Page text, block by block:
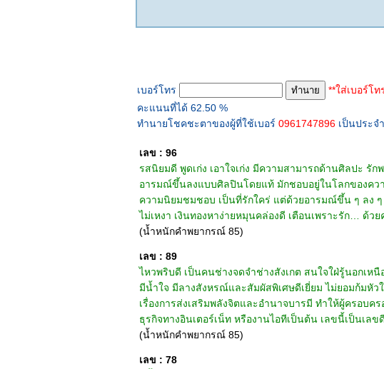
เบอร์โทร
**ใส่เบอร์โ
คะแนนที่ได้ 62.50 %
ทำนายโชคชะตาของผู้ที่ใช้เบอร์ 0961747896 เป็นประจำ
เลข : 96
รสนิยมดี พูดเก่ง เอาใจเก่ง มีความสามารถด้านศิลปะ รั
อารมณ์ขึ้นลงแบบศิลปินโดยแท้ มักชอบอยู่ในโลกของคว
ความนิยมชมชอบ เป็นที่รักใคร่ แต่ด้วยอารมณ์ขึ้น ๆ ลง ๆ
ไม่เหงา เงินทองหาง่ายหมุนคล่องดี เตือนเพราะรัก… ด้ว
(น้ำหนักคำพยากรณ์ 85)
เลข : 89
ไหวพริบดี เป็นคนช่างจดจำช่างสังเกต สนใจใฝ่รู้นอกเห
มีน้ำใจ มีลางสังหรณ์และสัมผัสพิเศษดีเยี่ยม ไม่ยอมก้มหั
เรื่องการส่งเสริมพลังจิตและอำนาจบารมี ทำให้ผู้ครอบ
ธุรกิจทางอินเตอร์เน็ท หรืองานไอทีเป็นต้น เลขนี้เป็นเล
(น้ำหนักคำพยากรณ์ 85)
เลข : 78